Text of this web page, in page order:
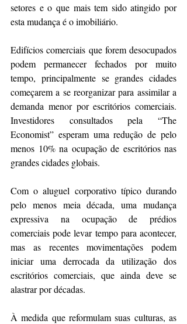
setores e o que mais tem sido atingido por
esta mudança é o imobiliário.
Edifícios comerciais que forem desocupados
podem permanecer fechados por muito
tempo, principalmente se grandes cidades
começarem a se reorganizar para assimilar a
demanda menor por escritórios comerciais.
Investidores consultados pela “The
Economist” esperam uma redução de pelo
menos 10% na ocupação de escritórios nas
grandes cidades globais.
Com o aluguel corporativo típico durando
pelo menos meia década, uma mudança
expressiva na ocupação de prédios
comerciais pode levar tempo para acontecer,
mas as recentes movimentações podem
iniciar uma derrocada da utilização dos
escritórios comerciais, que ainda deve se
alastrar por décadas.
À medida que reformulam suas culturas, as